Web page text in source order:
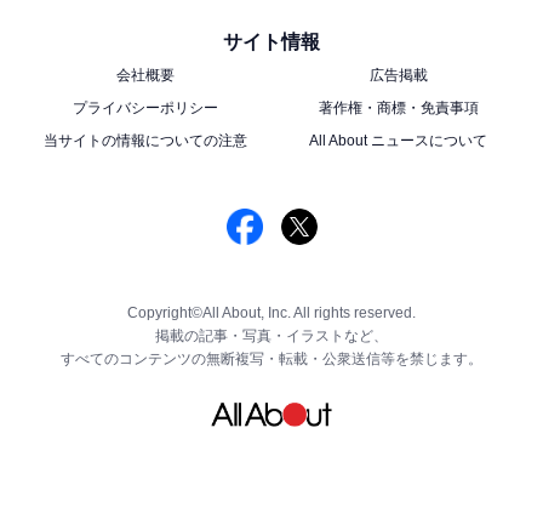
サイト情報
会社概要
広告掲載
プライバシーポリシー
著作権・商標・免責事項
当サイトの情報についての注意
All About ニュースについて
Copyright©All About, Inc. All rights reserved.
掲載の記事・写真・イラストなど、
すべてのコンテンツの無断複写・転載・公衆送信等を禁じます。